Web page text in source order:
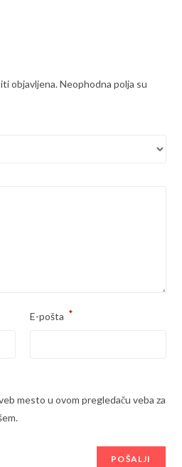
objavljena. Neophodna polja su
E-pošta *
mesto u ovom pregledaču veba za